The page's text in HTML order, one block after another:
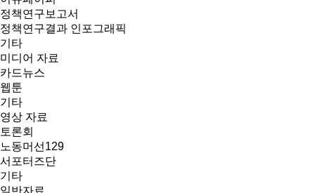
정책연구보고서
정책연구결과 인포그래픽
기타
미디어 자료
카드뉴스
웹툰
기타
영상 자료
토론회
노동머선129
서포터즈단
기타
일반자료